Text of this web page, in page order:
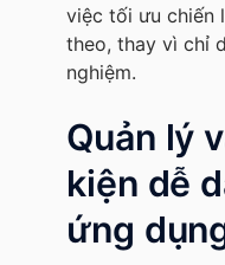
việc tối ưu chiến
theo, thay vì chỉ
nghiệm.
Quản lý
kiện dễ
ứng